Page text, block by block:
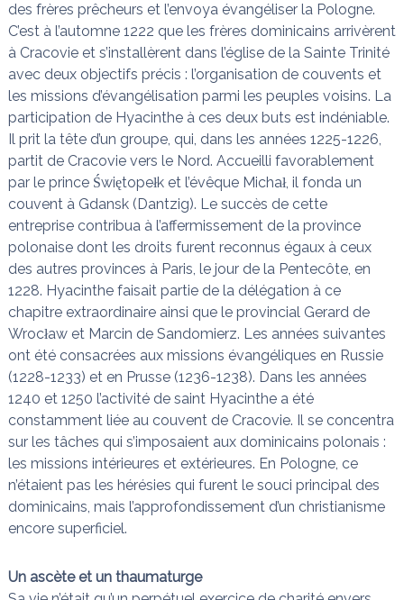
des frères prêcheurs et l’envoya évangéliser la Pologne.
C’est à l’automne 1222 que les frères dominicains arrivèrent
à Cracovie et s’installèrent dans l’église de la Sainte Trinité
avec deux objectifs précis : l’organisation de couvents et
les missions d’évangélisation parmi les peuples voisins. La
participation de Hyacinthe à ces deux buts est indéniable.
Il prit la tête d’un groupe, qui, dans les années 1225-1226,
partit de Cracovie vers le Nord. Accueilli favorablement
par le prince Świętopełk et l’évêque Michał, il fonda un
couvent à Gdansk (Dantzig). Le succès de cette
entreprise contribua à l’affermissement de la province
polonaise dont les droits furent reconnus égaux à ceux
des autres provinces à Paris, le jour de la Pentecôte, en
1228. Hyacinthe faisait partie de la délégation à ce
chapitre extraordinaire ainsi que le provincial Gerard de
Wrocław et Marcin de Sandomierz. Les années suivantes
ont été consacrées aux missions évangéliques en Russie
(1228-1233) et en Prusse (1236-1238). Dans les années
1240 et 1250 l’activité de saint Hyacinthe a été
constamment liée au couvent de Cracovie. Il se concentra
sur les tâches qui s’imposaient aux dominicains polonais :
les missions intérieures et extérieures. En Pologne, ce
n’étaient pas les hérésies qui furent le souci principal des
dominicains, mais l’approfondissement d’un christianisme
encore superficiel.
Un ascète et un thaumaturge